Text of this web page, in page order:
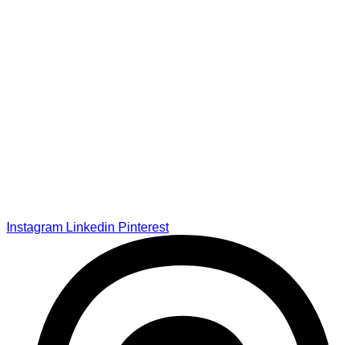
Instagram Linkedin Pinterest